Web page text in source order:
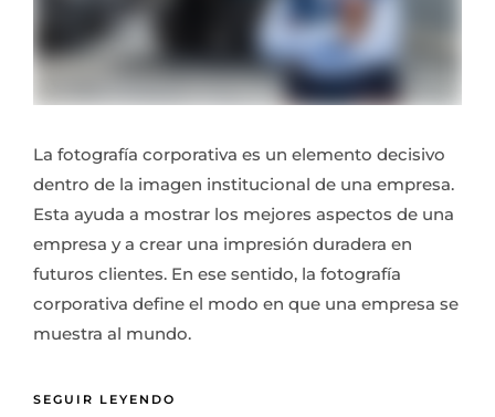
La fotografía corporativa es un elemento decisivo
dentro de la imagen institucional de una empresa.
Esta ayuda a mostrar los mejores aspectos de una
empresa y a crear una impresión duradera en
futuros clientes. En ese sentido, la fotografía
corporativa define el modo en que una empresa se
muestra al mundo.
SEGUIR LEYENDO